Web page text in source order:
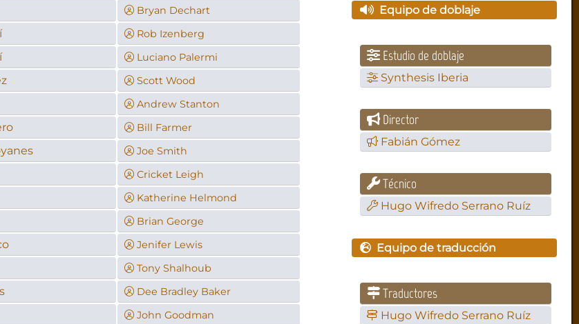
Bryan Dechart
Rob Izenberg
Luciano Palermi
Scott Wood
Andrew Stanton
Bill Farmer
Joe Smith
Cricket Leigh
Katherine Helmond
Brian George
Jenifer Lewis
Tony Shalhoub
Dee Bradley Baker
John Goodman
Equipo de doblaje
Estudio de doblaje
Synthesis Iberia
Director
Fabián Gómez
Técnico
Hugo Wifredo Serrano Ruíz
Equipo de traducción
Traductores
Hugo Wifredo Serrano Ruíz